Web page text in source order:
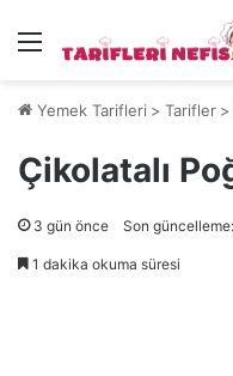
Menü
Yemek Tarifleri > Tarifler >
Çikolatalı
3 gün önce Son
1 dakika okuma süresi